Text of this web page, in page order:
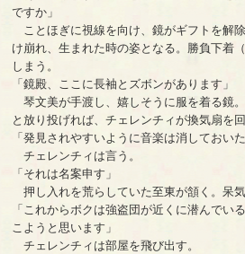
ですか」
ことほぎに視線を向け、鏡がギフトを解
け崩れ、生まれた時の姿となる。勝負下着
しまう。
「鏡殿、ここに長袖とズボンがあります」
琴文美が手渡し、嬉しそうに服を着る鏡
と放り投げれば、チェレンチィが換気扇を
「発見されやすいように音楽は消しておい
チェレンチィは言う。
「それは名案申す」
押し入れを荒らしていた至東が頷く。呆気
「これからボクは強盗団が近くに潜んでい
こようと思います」
チェレンチィは部屋を飛び出す。